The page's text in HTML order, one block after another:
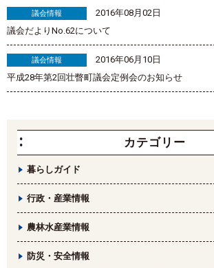
議会情報
2016年08月02日
議会だよりNo.62について
議会情報
2016年06月10日
平成28年第2回壮瞥町議会定例会のお知らせ
カテゴリー
暮らしガイド
行政・産業情報
農林水産業情報
防災・安全情報